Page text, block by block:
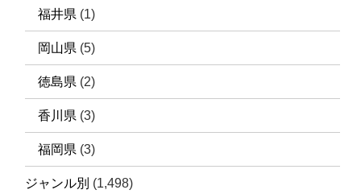
福井県 (1)
岡山県 (5)
徳島県 (2)
香川県 (3)
福岡県 (3)
ジャンル別 (1,498)